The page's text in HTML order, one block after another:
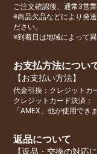
ご注文確認後、通常3営
※商品欠品などにより発
ださい。
※到着日は地域によって異
お支払方法につい
【お支払い方法】
代金引換：クレジットカ
クレジットカード決済：
「AMEX」他が使用できま
返品について
【返品・交換の対応